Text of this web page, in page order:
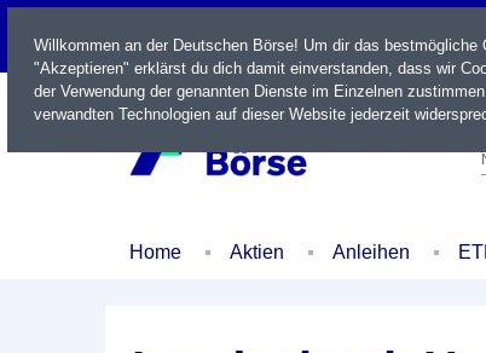
LIVE
Home Aktien Anleihen
Willkommen an der Deutschen Börse! Um dir das
"Akzeptieren" erklärst du dich damit einverstanden, dass wir
der Verwendung der genannten Dienste im Einzelnen
verwandten Technologien auf dieser Website jederzeit